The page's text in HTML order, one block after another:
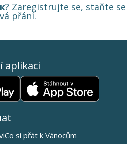
? Zaregistrujte se, staňte se
přání.
aplikaci
Co si přát k Vánocům